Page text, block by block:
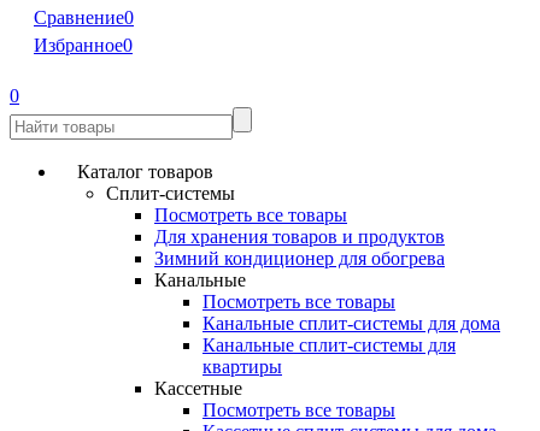
Сравнение0
Избранное0
0
Каталог товаров
Сплит-системы
Посмотреть все товары
Для хранения товаров и продуктов
Зимний кондиционер для обогрева
Канальные
Посмотреть все товары
Канальные сплит-системы для дома
Канальные сплит-системы для
квартиры
Кассетные
Посмотреть все товары